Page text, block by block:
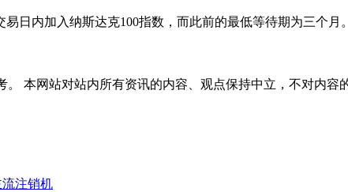
内加入纳斯达克100指数，而此前的最低等待期为三个月。
本网站对站内所有资讯的内容、观点保持中立，不对内容
流注销机